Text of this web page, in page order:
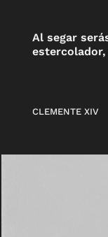
Al segar
CLEMENTE XIV